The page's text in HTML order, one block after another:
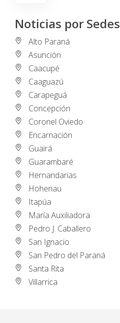
Noticias por Sedes
Alto Paraná
Asunción
Caacupé
Caaguazú
Carapeguá
Concepción
Coronel Oviedo
Encarnación
Guairá
Guarambaré
Hernandarias
Hohenau
Itapúa
María Auxiliadora
Pedro J. Caballero
San Ignacio
San Pedro del Paraná
Santa Rita
Villarrica